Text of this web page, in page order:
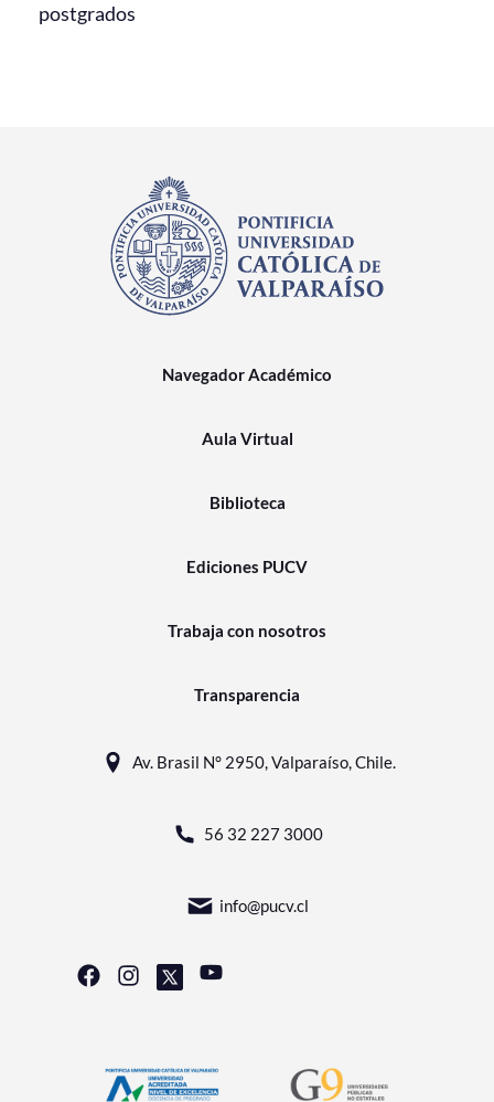
postgrados
Navegador Académico
Aula Virtual
Biblioteca
Ediciones PUCV
Trabaja con nosotros
Transparencia
Av. Brasil N° 2950, Valparaíso, Chile.
56 32 227 3000
info@pucv.cl